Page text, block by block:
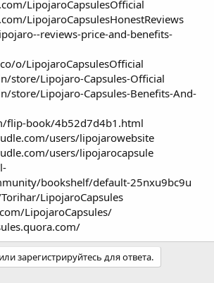
LipojaroCapsulesOfficial
LipojaroCapsulesHonestReviews
reviews-price-and-benefits-
o/LipojaroCapsulesOfficial
store/Lipojaro-Capsules-Official
store/Lipojaro-Capsules-Benefits-And-
flip-book/4b52d7d4b1.html
users/lipojarowebsite
users/lipojarocapsule
bookshelf/default-25nxu9bc9u
LipojaroCapsules
LipojaroCapsules/
зарегистрируйтесь для ответа.